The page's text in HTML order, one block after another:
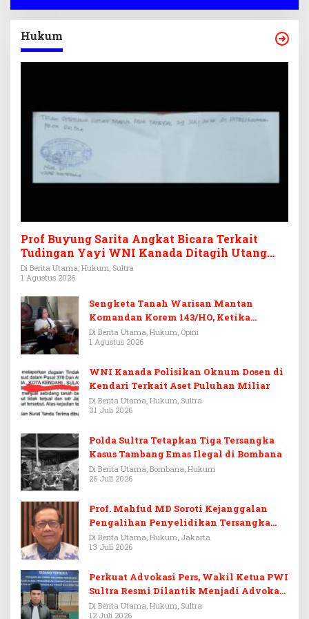
Hukum
Prof Buyung Sarita Angkat Bicara Terkait
Tudingan Yayi WNI Kanada Ditagih Utang
Rp3,6 Miliar
Di Berita Utama, Hukum, Sultra
1 Agustus 2026
Sengketa Tanah Warisan Mantan
Komandan Korem 143/HO, Ketika
Warisan Menjadi Arena Pemerasan
Di Berita Utama, Hukum, Opini
1 Agustus 2026
WNI Kanada Polisikan Oknum Dosen di
Kendari Terkait Aset Puluhan Miliar
Di Berita Utama, Hukum, Sultra
31 Juli 2026
Polda Sultra Tetapkan Tiga Tersangka
Kasus Tambang Emas Ilegal di Bombana
Di Berita Utama, Bombana, Hukum
26 Juli 2026
Prof. Mahfud MD Soroti Kejanggalan
Pengalihan Penyelidikan Tersangka
Febrie Adriansyah
Di Berita Utama, Hukum, Jakarta
13 Juli 2026
Perkuat Advokasi Pers, Wakil Ketua PWI
Sultra Resmi Dilantik Menjadi Advokat
PERADI
Di Berita Utama, Hukum, Sultra
12 Juli 2026